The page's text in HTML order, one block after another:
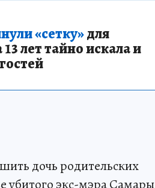
«сетку»для
лет тайно искала и
дочь родительских